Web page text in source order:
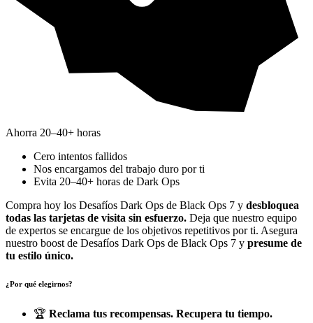
Ahorra 20–40+ horas
Cero intentos fallidos
Nos encargamos del trabajo duro por ti
Evita 20–40+ horas de Dark Ops
Compra hoy los Desafíos Dark Ops de Black Ops 7 y desbloquea
todas las tarjetas de visita sin esfuerzo. Deja que nuestro equipo
de expertos se encargue de los objetivos repetitivos por ti. Asegura
nuestro boost de Desafíos Dark Ops de Black Ops 7 y presume de
tu estilo único.
¿Por qué elegirnos?
🏆 Reclama tus recompensas. Recupera tu tiempo.